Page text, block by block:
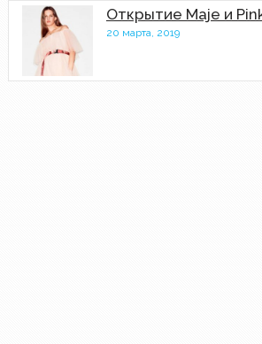
Открытие Maje и
20 марта, 2019